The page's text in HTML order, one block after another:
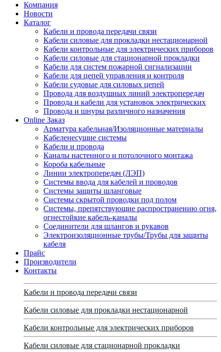
Компания
Новости
Каталог
Кабели и провода передачи связи
Кабели силовые для прокладки нестационарной
Кабели контрольные для электрических приборов
Кабели силовые для стационарной прокладки
Кабели для систем пожарной сигнализации
Кабели для цепей управления и контроля
Кабели судовые для силовых цепей
Провода для воздушных линий электропередач
Провода и кабели для установок электрических
Провода и шнуры различного назначения
Online Заказ
Арматура кабельная/Изоляционные материалы
Кабеленесущие системы
Кабели и провода
Каналы настенного и потолочного монтажа
Короба кабельные
Линии электропередач (ЛЭП)
Системы ввода для кабелей и проводов
Системы защиты шланговые
Системы скрытой проводки под полом
Системы, препятствующие распространению огня,
огнестойкие кабель-каналы
Соединители для шлангов и рукавов
Электроизоляционные трубы/Трубы для защиты
кабеля
Прайс
Производители
Контакты
Кабели и провода передачи связи
Кабели силовые для прокладки нестационарной
Кабели контрольные для электрических приборов
Кабели силовые для стационарной прокладки